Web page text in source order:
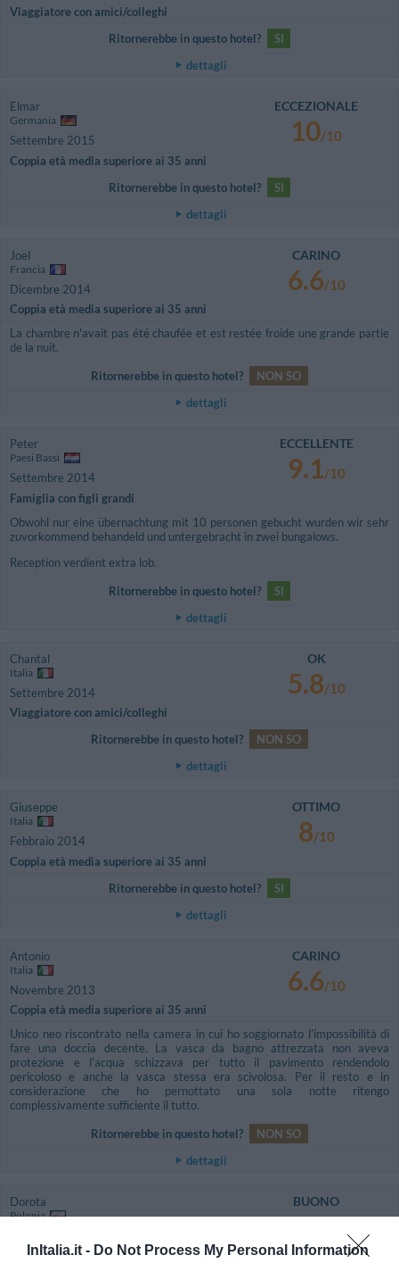
InItalia.it - Do Not Process My Personal Information
Viaggiatore con amici/colleghi
Ritornerebbe in questo hotel?
SI
dettagli
Elmar
Germania
Settembre 2015
Coppia età media superiore ai 35 anni
ECCEZIONALE
10/10
Ritornerebbe in questo hotel?
SI
dettagli
Joel
Francia
Dicembre 2014
Coppia età media superiore ai 35 anni
CARINO
6.6/10
La chambre n'avait pas été chaufée et est restée froide une grande partie
de la nuit.
Ritornerebbe in questo hotel?
NON SO
dettagli
Peter
Paesi Bassi
Settembre 2014
Famiglia con figli grandi
ECCELLENTE
9.1/10
Obwohl nur eine übernachtung mit 10 personen gebucht wurden wir sehr
zuvorkommend behandeld und untergebracht in zwei bungalows.
Reception verdient extra lob.
Ritornerebbe in questo hotel?
SI
dettagli
Chantal
Italia
Settembre 2014
Viaggiatore con amici/colleghi
OK
5.8/10
Ritornerebbe in questo hotel?
NON SO
dettagli
Giuseppe
Italia
Febbraio 2014
Coppia età media superiore ai 35 anni
OTTIMO
8/10
Ritornerebbe in questo hotel?
SI
dettagli
Antonio
Italia
Novembre 2013
Coppia età media superiore ai 35 anni
CARINO
6.6/10
Unico neo riscontrato nella camera in cui ho soggiornato l'impossibilità di
fare una doccia decente. La vasca da bagno attrezzata non aveva
protezione e l'acqua schizzava per tutto il pavimento rendendolo
pericoloso e anche la vasca stessa era scivolosa. Per il resto e in
considerazione che ho pernottato una sola notte ritengo
complessivamente sufficiente il tutto.
Ritornerebbe in questo hotel?
NON SO
dettagli
Dorota
Polonia
Famiglia con figli grandi
BUONO
7.1